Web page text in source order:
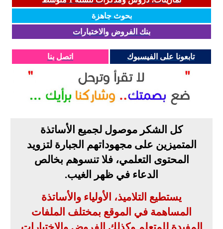
بحوث جاهزة
بنك الفروض والاختبارات
تابعونا على الفيسبوك اتصل بنا
كل الشكر موصول لجميع الأساتذة
المتميزين على مجهوداتهم الجبارة لتزويد
المحتوى التعلمي، فلا تنسوهم بخالص
الدعاء في ظهر الغيب.
يستطيع التلاميذ، الأولياء والأساتذة
المساهمة في الموقع بمختلف الملفات